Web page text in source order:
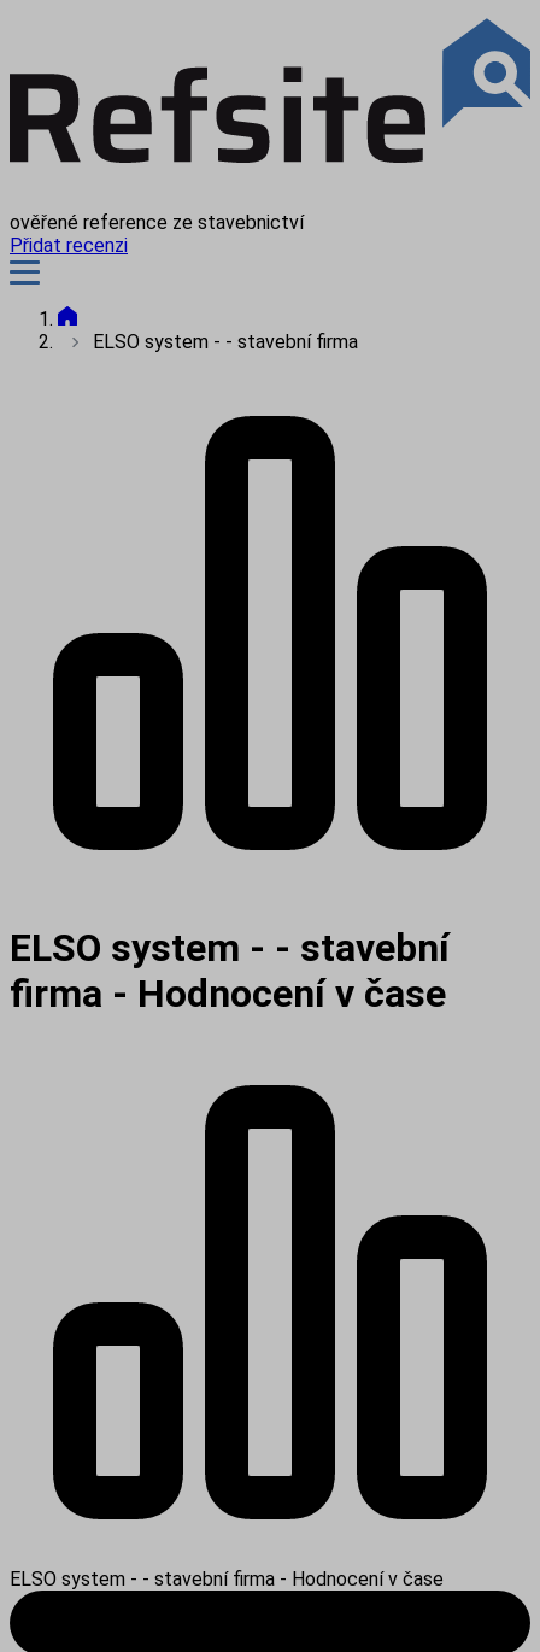
ověřené reference ze stavebnictví
Přidat recenzi
ELSO system - - stavební firma
ELSO system - - stavební
firma - Hodnocení v čase
ELSO system - - stavební firma - Hodnocení v čase